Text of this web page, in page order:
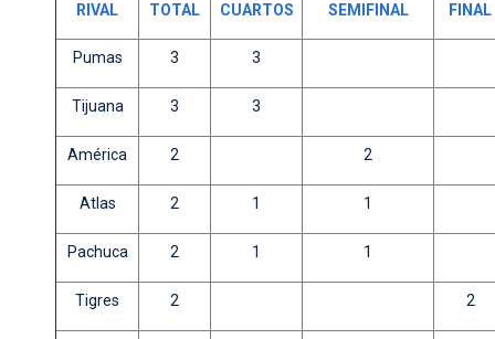
RIVAL TOTAL CUARTOS SEMIFINAL FINAL
Pumas 3 3
Tijuana 3 3
América 2 2
Atlas 2 1 1
Pachuca 2 1 1
Tigres 2 2